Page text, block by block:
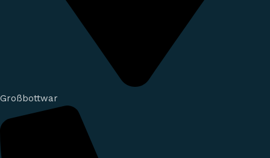
Großbottwar